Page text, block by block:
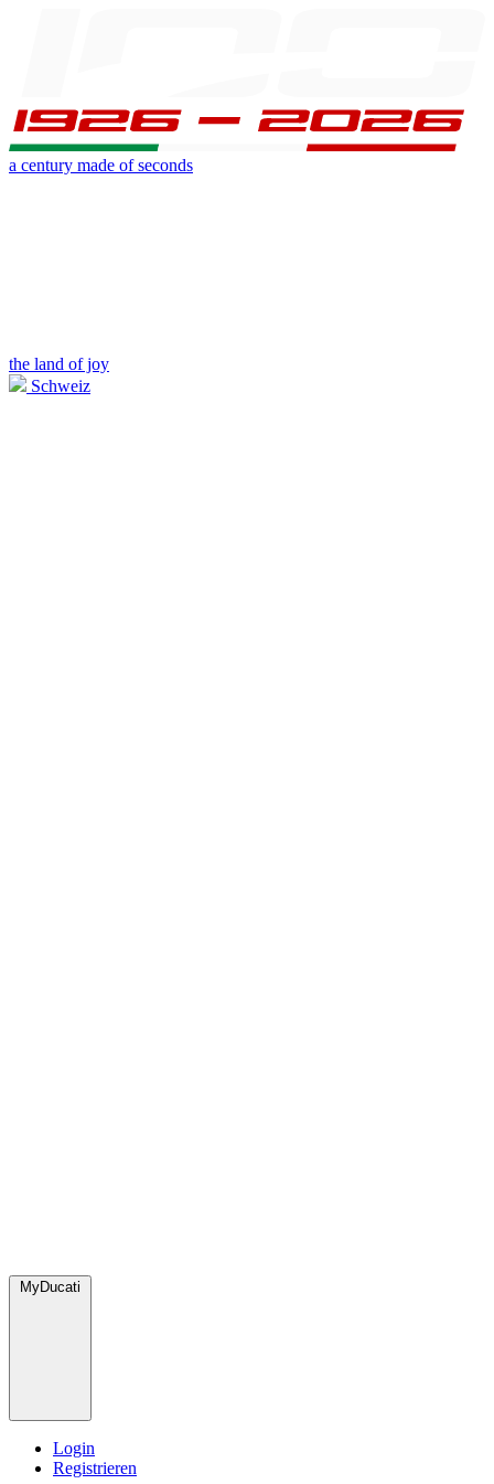
a century made of seconds
the land of joy
Schweiz
MyDucati
Login
Registrieren